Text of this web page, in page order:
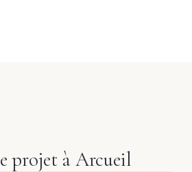
projet à Arcueil